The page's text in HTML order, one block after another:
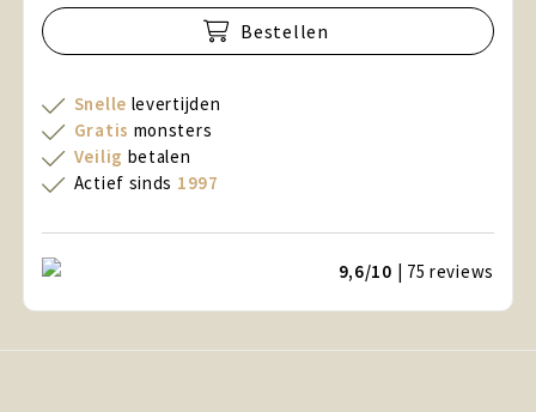
Bestellen
Snelle levertijden
Gratis monsters
Veilig betalen
Actief sinds 1997
9,6/10 | 75reviews